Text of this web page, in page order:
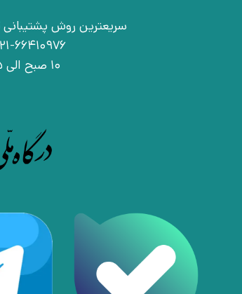
سریعترین روش پشتیبانی
10 صبح الی 15 (3 بعد از ظهر)